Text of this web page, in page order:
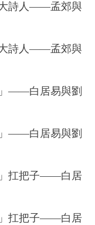
大詩人——孟郊與
大詩人——孟郊與
——白居易與劉
——白居易與劉
」扛把子——白居
」扛把子——白居